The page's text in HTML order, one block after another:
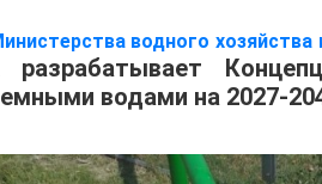
водного хозяйства
водами на 2027-